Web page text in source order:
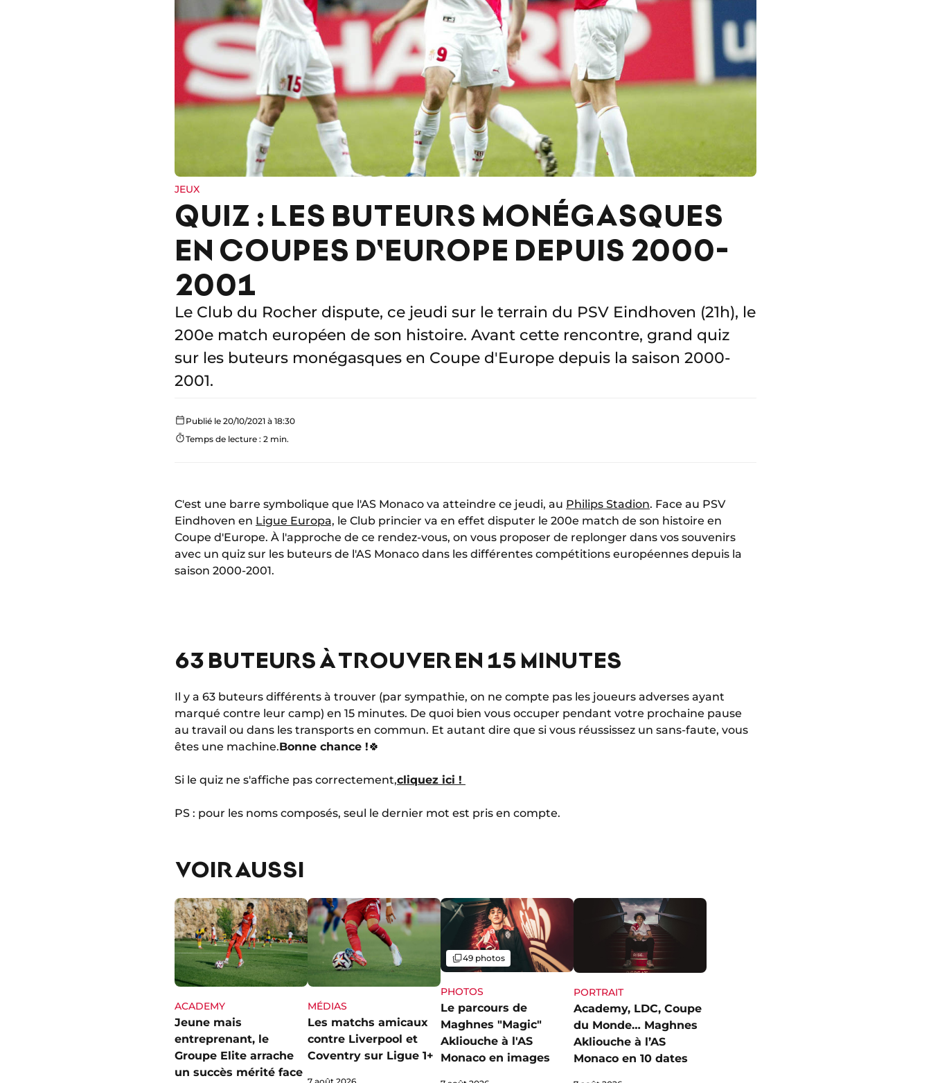
JEUX
QUIZ : LES BUTEURS MONÉGASQUES
EN COUPES D'EUROPE DEPUIS 2000-
2001
Le Club du Rocher dispute, ce jeudi sur le terrain du PSV Eindhoven (21h), le
200e match européen de son histoire. Avant cette rencontre, grand quiz
sur les buteurs monégasques en Coupe d'Europe depuis la saison 2000-
2001.
Publié le 20/10/2021 à 18:30
Temps de lecture : 2 min.
C'est une barre symbolique que l'AS Monaco va atteindre ce jeudi, au Philips Stadion. Face au PSV
Eindhoven en Ligue Europa, le Club princier va en effet disputer le 200e match de son histoire en
Coupe d'Europe. À l'approche de ce rendez-vous, on vous proposer de replonger dans vos souvenirs
avec un quiz sur les buteurs de l'AS Monaco dans les différentes compétitions européennes depuis la
saison 2000-2001.
63 BUTEURS À TROUVER EN 15 MINUTES
Il y a 63 buteurs différents à trouver (par sympathie, on ne compte pas les joueurs adverses ayant
marqué contre leur camp) en 15 minutes. De quoi bien vous occuper pendant votre prochaine pause
au travail ou dans les transports en commun. Et autant dire que si vous réussissez un sans-faute, vous
êtes une machine.Bonne chance !🍀
Si le quiz ne s'affiche pas correctement,cliquez ici !
PS : pour les noms composés, seul le dernier mot est pris en compte.
VOIR AUSSI
ACADEMY
Jeune mais
entreprenant, le
Groupe Elite arrache
un succès mérité face
MÉDIAS
Les matchs amicaux
contre Liverpool et
Coventry sur Ligue 1+
PHOTOS
Le parcours de
Maghnes "Magic"
Akliouche à l'AS
Monaco en images
Galerie
49 photos
PORTRAIT
Academy, LDC, Coupe
du Monde… Maghnes
Akliouche à l’AS
Monaco en 10 dates